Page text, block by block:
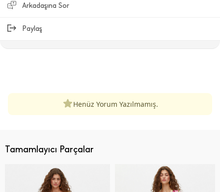
Arkadaşına Sor
Paylaş
Henüz Yorum Yazılmamış.
Tamamlayıcı Parçalar